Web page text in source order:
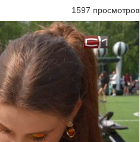
1597 просмотров